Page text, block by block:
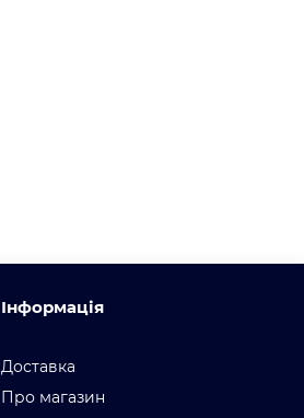
Інформація
Доставка
Про магазин